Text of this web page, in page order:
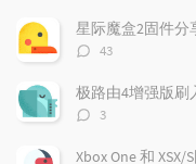
文
章
星际魔盒2固件分
评
数：
43
极路由4增强版刷
评
数：
3
Xbox One 和